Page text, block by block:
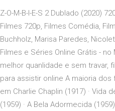
Z-O-M-B-I-E-S 2 Dublado (2020)
Filmes 720p, Filmes Comédia,
Buchholz, Marisa Paredes,
Filmes e Séries Online Grátis -
melhor quanlidade e sem
para assistir online A maioria
em Charlie Chaplin (1917) · Vida
(1959) · A Bela Adormecida